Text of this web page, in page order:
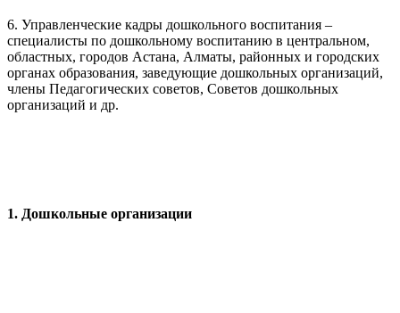
6. Управленческие кадры дошкольного воспитания –
специалисты по дошкольному воспитанию в центральном,
областных, городов Астана, Алматы, районных и городских
органах образования, заведующие дошкольных организаций,
члены Педагогических советов, Советов дошкольных
организаций и др.
1. Дошкольные организации